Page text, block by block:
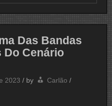
Das Bandas
Do Cenário
2023 / by Carlão /